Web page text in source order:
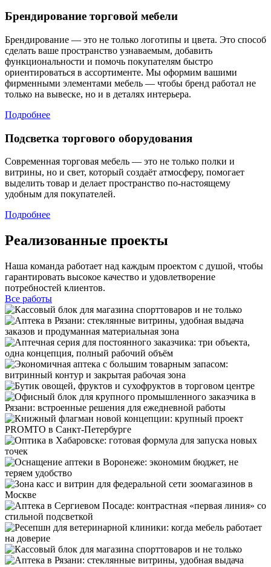
Брендирование торговой мебели
Брендирование — это не только логотипы и цвета. Это способ
сделать ваше пространство узнаваемым, добавить
функциональности и помочь покупателям быстро
ориентироваться в ассортименте. Мы оформим вашими
фирменными элементами мебель — чтобы бренд работал не
только на вывеске, но и в деталях интерьера.
Подробнее
Подсветка торгового оборудования
Современная торговая мебель — это не только полки и
витрины, но и свет, который создаёт атмосферу, помогает
выделить товар и делает пространство по-настоящему
удобным для покупателей.
Подробнее
Реализованные проекты
Наша команда работает над каждым проектом с душой, чтобы
гарантировать высокое качество и удовлетворение
потребностей клиентов.
Все работы